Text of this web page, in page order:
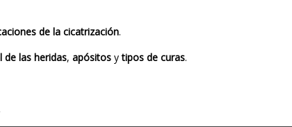
de la cicatrización.
las heridas, apósitos ytipos de curas.